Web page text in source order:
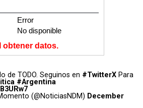
Error
No disponible
obtener datos.
de TODO. Seguinos en #TwitterX Para
#Argentina
(@NoticiasNDM) December